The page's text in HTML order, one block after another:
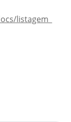
listagem_